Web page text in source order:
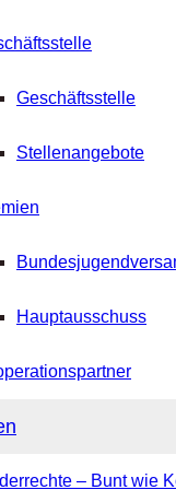
Geschäftsstelle
Stellenangebote
Hauptausschuss
– Bunt wie